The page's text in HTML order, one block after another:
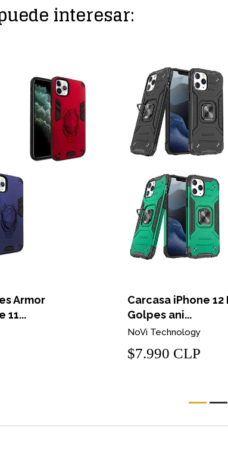
interesar:
Armor
11...
Carcasa iPhone 12
Golpes ani...
NoVi Technology
$7.990 CLP